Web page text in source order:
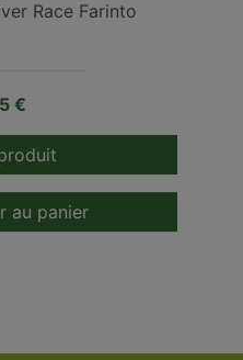
Race Farinto
€
au panier